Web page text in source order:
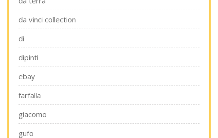
da vinci collection
di
dipinti
ebay
farfalla
giacomo
gufo